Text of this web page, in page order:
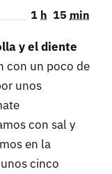
1 h 15 min
y el diente
con un poco de
unos
con sal y
en la
cinco